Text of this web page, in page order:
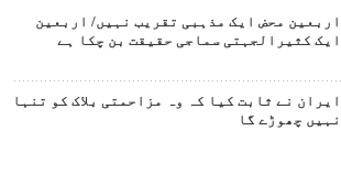
اربعین محض ایک مذہبی تقریب نہیں/ اربعین
ایک کثیرالجہتی سماجی حقیقت بن چکا ہے
ایران نے ثابت کیا کہ وہ مزاحمتی بلاک کو تنہا
نہیں چھوڑے گا